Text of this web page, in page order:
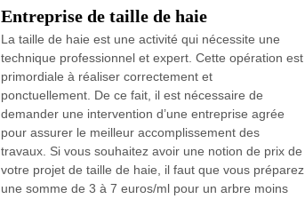
Entreprise de taille de haie
La taille de haie est une activité qui nécessite une
technique professionnel et expert. Cette opération est
primordiale à réaliser correctement et
ponctuellement. De ce fait, il est nécessaire de
demander une intervention d’une entreprise agrée
pour assurer le meilleur accomplissement des
travaux. Si vous souhaitez avoir une notion de prix de
votre projet de taille de haie, il faut que vous préparez
une somme de 3 à 7 euros/ml pour un arbre moins